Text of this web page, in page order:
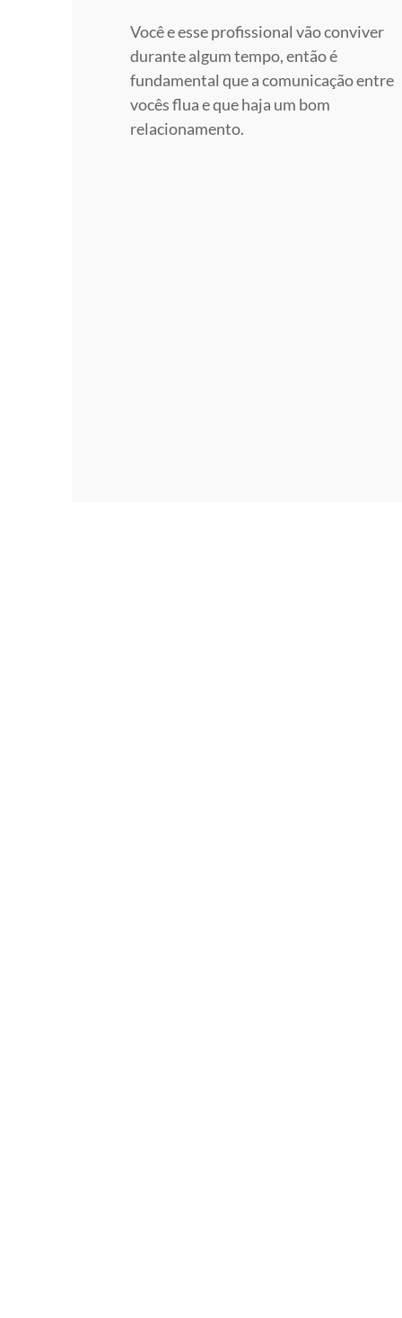
Você e esse profissional vão conviver
durante algum tempo, então é
fundamental que a comunicação entre
vocês flua e que haja um bom
relacionamento.